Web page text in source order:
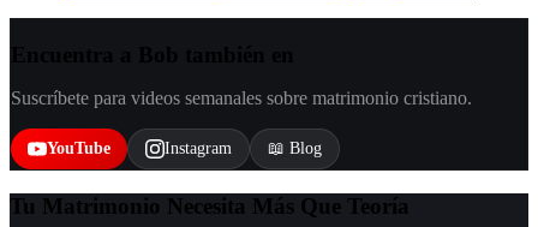
Suscríbete para videos semanales sobre matrimonio cristiano.
YouTube Instagram 📖 Blog
Tu Matrimonio Necesita Más Que Teoría